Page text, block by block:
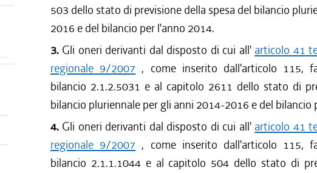
503 dello stato di previsione della spesa del bilancio
2016 e del bilancio per l'anno 2014.
3. Gli oneri derivanti dal disposto di cui all' articolo 41
regionale 9/2007 , come inserito dall'articolo 115,
bilancio 2.1.2.5031 e al capitolo 2611 dello stato di
bilancio pluriennale per gli anni 2014-2016 e del bilancio
4. Gli oneri derivanti dal disposto di cui all' articolo 41
regionale 9/2007 , come inserito dall'articolo 115,
bilancio 2.1.1.1044 e al capitolo 504 dello stato di